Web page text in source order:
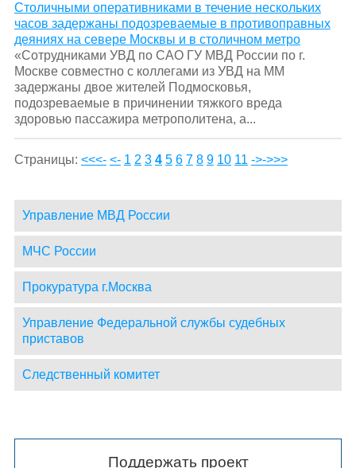
Столичными оперативниками в течение нескольких
часов задержаны подозреваемые в противоправных
деяниях на севере Москвы и в столичном метро
«Сотрудниками УВД по САО ГУ МВД России по г.
Москве совместно с коллегами из УВД на ММ
задержаны двое жителей Подмосковья,
подозреваемые в причинении тяжкого вреда
здоровью пассажира метрополитена, а...
Страницы: <<<- <- 1 2 3 4 5 6 7 8 9 10 11 ->->>>
Управление МВД России
МЧС России
Прокуратура г.Москва
Управление Федеральной службы судебных
приставов
Следственный комитет
Поддержать проект